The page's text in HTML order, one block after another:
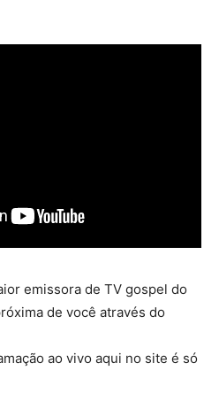
emissora de TV gospel do
de você através do
ao vivo aqui no site é só